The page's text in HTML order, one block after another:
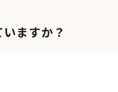
ますか？